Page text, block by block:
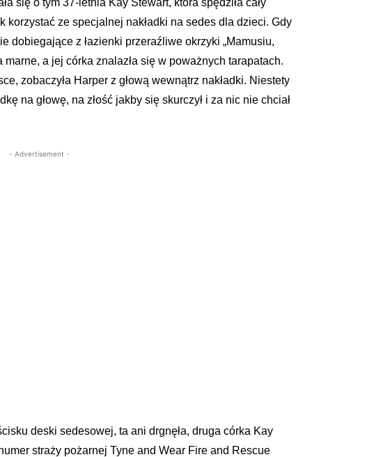
korzystać ze specjalnej nakładki na sedes dla dzieci. Gdy
dobiegające z łazienki przeraźliwe okrzyki „Mamusiu,
marne, a jej córka znalazła się w poważnych tarapatach.
zobaczyła Harper z głową wewnątrz nakładki. Niestety
na głowę, na złość jakby się skurczył i za nic nie chciał
- Advertisement -
deski sedesowej, ta ani drgnęła, druga córka Kay
straży pożarnej Tyne and Wear Fire and Rescue